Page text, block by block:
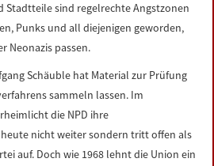
Stadtteile sind regelrechte Angstzonen
Punks und all diejenigen geworden,
Neonazis passen.
Schäuble hat Material zur Prüfung
sammeln lassen. Im
die NPD ihre
nicht weiter sondern tritt offen als
auf. Doch wie 1968 lehnt die Union ein